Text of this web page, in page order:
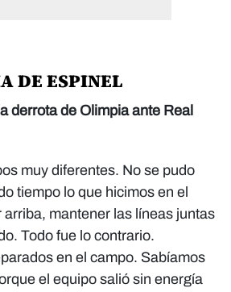
DE ESPINEL
derrota de Olimpia ante Real
muy diferentes. No se pudo
tiempo lo que hicimos en el
mantener las líneas juntas
Todo fue lo contrario.
en el campo. Sabíamos
el equipo salió sin energía